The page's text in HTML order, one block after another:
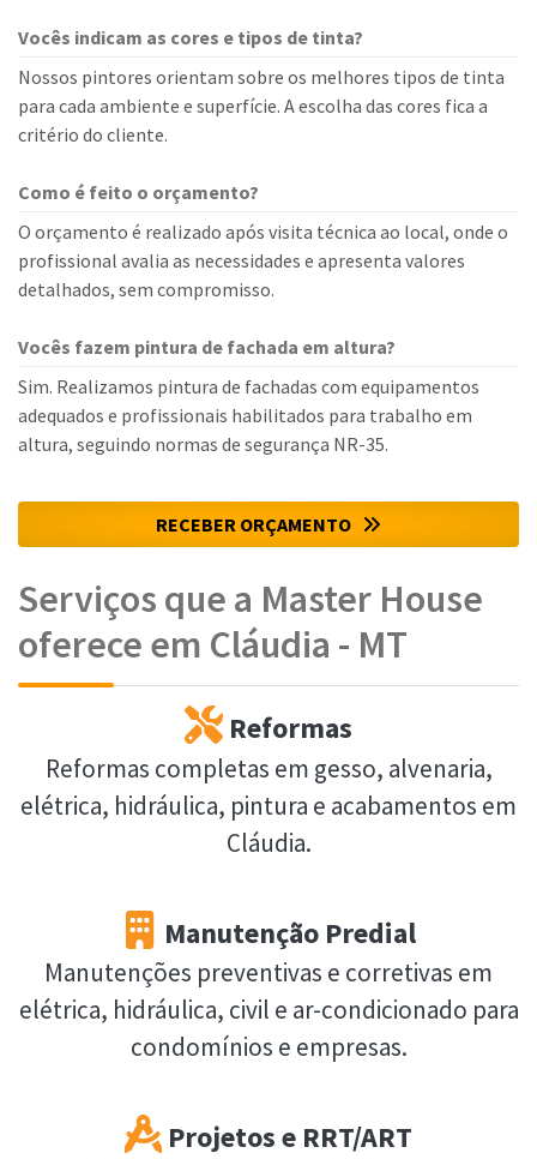
Vocês indicam as cores e tipos de tinta?
Nossos pintores orientam sobre os melhores tipos de tinta
para cada ambiente e superfície. A escolha das cores fica a
critério do cliente.
Como é feito o orçamento?
O orçamento é realizado após visita técnica ao local, onde o
profissional avalia as necessidades e apresenta valores
detalhados, sem compromisso.
Vocês fazem pintura de fachada em altura?
Sim. Realizamos pintura de fachadas com equipamentos
adequados e profissionais habilitados para trabalho em
altura, seguindo normas de segurança NR-35.
RECEBER ORÇAMENTO
Serviços que a Master House
oferece em Cláudia - MT
Reformas
Reformas completas em gesso, alvenaria,
elétrica, hidráulica, pintura e acabamentos em
Cláudia.
Manutenção Predial
Manutenções preventivas e corretivas em
elétrica, hidráulica, civil e ar-condicionado para
condomínios e empresas.
Projetos e RRT/ART